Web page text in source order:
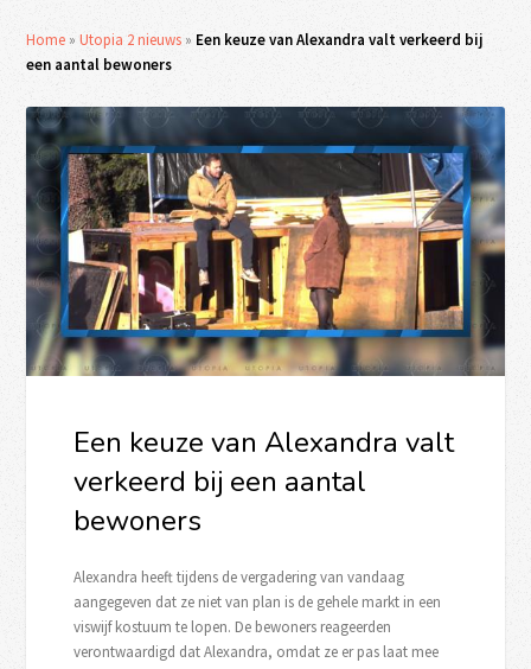
Home »Utopia 2 nieuws » Een keuze van Alexandra valt verkeerd bij
een aantal bewoners
Een keuze van Alexandra valt
verkeerd bij een aantal
bewoners
Alexandra heeft tijdens de vergadering van vandaag
aangegeven dat ze niet van plan is de gehele markt in een
viswijf kostuum te lopen. De bewoners reageerden
verontwaardigd dat Alexandra, omdat ze er pas laat mee